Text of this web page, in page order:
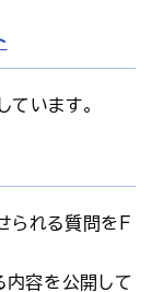
います。
られる質問をF
容を公開して